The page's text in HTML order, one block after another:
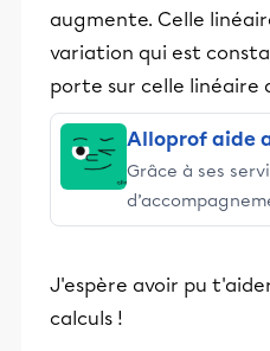
augmente. Celle
variation qui est
porte sur celle linéaire
Alloprof aide
Grâce à ses
stimulants,
éducative.
J'espère avoir pu
calculs !